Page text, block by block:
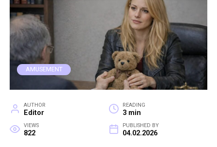
AMUSEMENT
AUTHOR
Editor
READING
3 min
VIEWS
822
PUBLISHED BY
04.02.2026